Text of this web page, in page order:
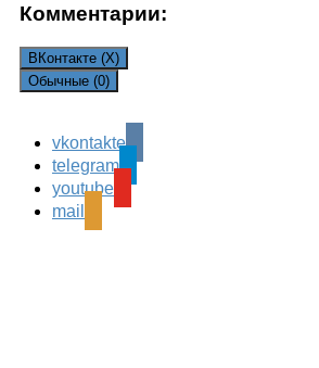
Комментарии:
ВКонтакте (X)
Обычные (0)
Leave a Reply
Ваш адрес email не будет опубликован.
поля помечены
vkontakte
telegram
youtube
mail